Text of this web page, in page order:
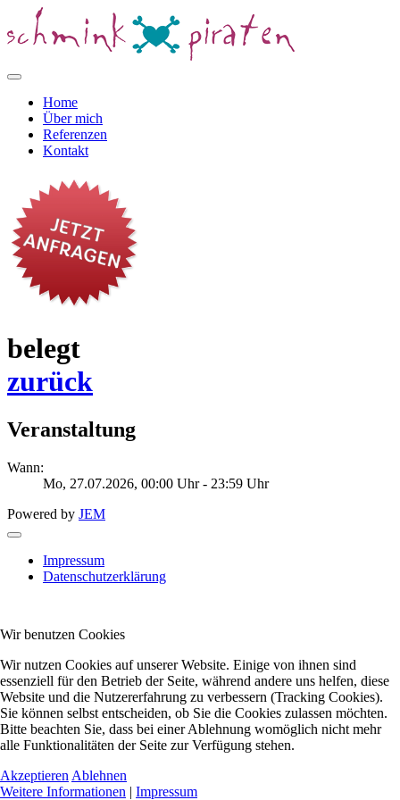
Home
Über mich
Referenzen
Kontakt
belegt
zurück
Veranstaltung
Wann:
Mo, 27.07.2026, 00:00 Uhr- 23:59 Uhr
Powered by JEM
Impressum
Datenschutzerklärung
Wir benutzen Cookies
Wir nutzen Cookies auf unserer Website. Einige von ihnen sind
essenziell für den Betrieb der Seite, während andere uns helfen, diese
Website und die Nutzererfahrung zu verbessern (Tracking Cookies).
Sie können selbst entscheiden, ob Sie die Cookies zulassen möchten.
Bitte beachten Sie, dass bei einer Ablehnung womöglich nicht mehr
alle Funktionalitäten der Seite zur Verfügung stehen.
Akzeptieren Ablehnen
Weitere Informationen | Impressum